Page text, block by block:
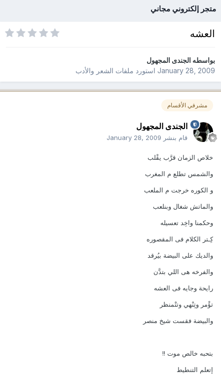
متجر إلكتروني مجاني
العشه
بواسطهالجندى المجهول
January 28, 2009استورد ملفات الشعر والأدب
مشرفي الأقسام
الجندى المجهول
قام بنشر January 28, 2009
خلاص الزمان قرَّب يقْلب
والشمس تطلع م المغرب
و الكوره خرجت م الملعب
والماتش شغال وبنلعب
وحكمنا واخِد تعسيله
كِـتر الكلام فى المقصوره
والديك على البيضة بيُرقد
والفرخه هى اللي بتدَّن
رايحة وجايه فى العشه
تؤْمر وتِنْهي وتتْمنظر
والبيضة فقست شيخ منصر
بتحبه خالص موت !!
إتعلم التنطيط